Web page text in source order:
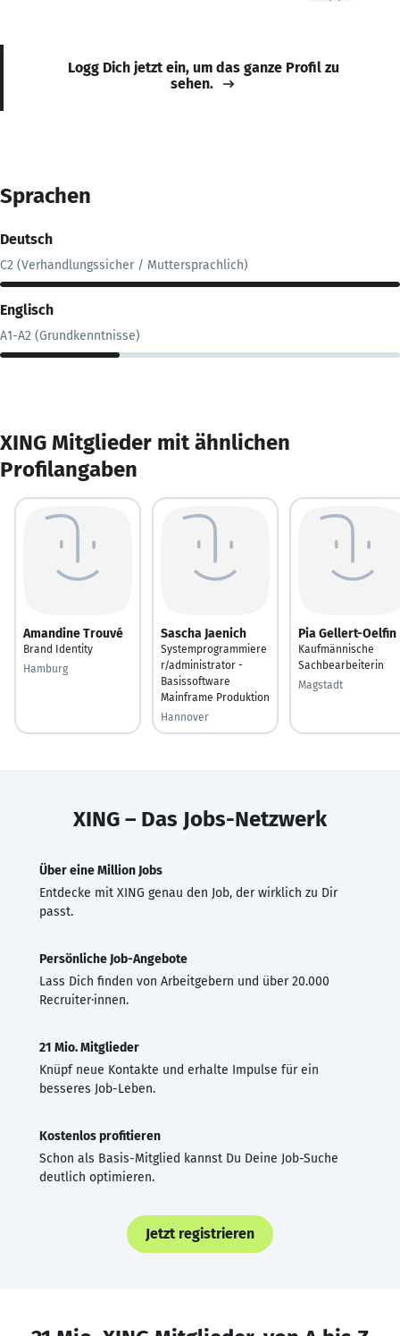
Logg Dich jetzt ein, um das ganze Profil zu
sehen.
Sprachen
Deutsch
C2 (Verhandlungssicher / Muttersprachlich)
Englisch
A1-A2 (Grundkenntnisse)
XING Mitglieder mit ähnlichen
Profilangaben
Amandine Trouvé
Brand Identity
Hamburg
Sascha Jaenich
Systemprogrammiere
r/administrator -
Basissoftware
Mainframe Produktion
Hannover
Pia Gellert-Oelfin
Kaufmännische
Sachbearbeiterin
Magstadt
XING – Das Jobs-Netzwerk
Über eine Million Jobs
Entdecke mit XING genau den Job, der wirklich zu Dir
passt.
Persönliche Job-Angebote
Lass Dich finden von Arbeitgebern und über 20.000
Recruiter·innen.
21 Mio. Mitglieder
Knüpf neue Kontakte und erhalte Impulse für ein
besseres Job-Leben.
Kostenlos profitieren
Schon als Basis-Mitglied kannst Du Deine Job-Suche
deutlich optimieren.
Jetzt registrieren